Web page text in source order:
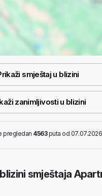
smještaj u blizini
zanimljivosti u blizini
pregledan 4563puta od
smještaja